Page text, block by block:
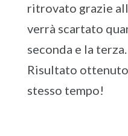
ritrovato grazie
verrà scartato
seconda e la terza.
Risultato
stesso tempo!